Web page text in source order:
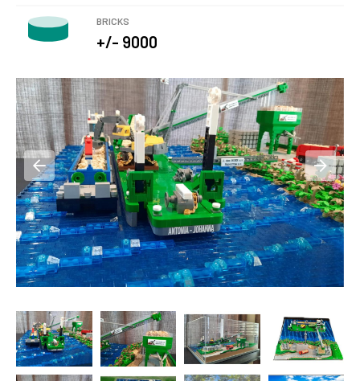
BRICKS
+/- 9000